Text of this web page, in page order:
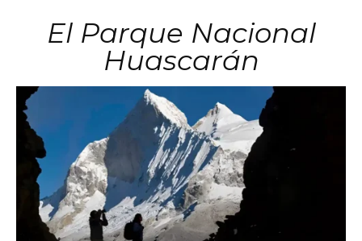
El Parque Nacional
Huascarán